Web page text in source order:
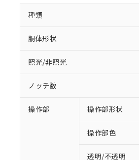
種類
胴体形状
照光/非照光
ノッチ数
操作部 操作部形状
操作部色
透明/不透明